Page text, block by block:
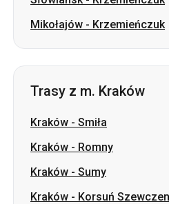
Mikołajów - Krzemieńczuk
Trasy z m. Kraków
Kraków - Smiła
Kraków - Romny
Kraków - Sumy
Kraków - Korsuń